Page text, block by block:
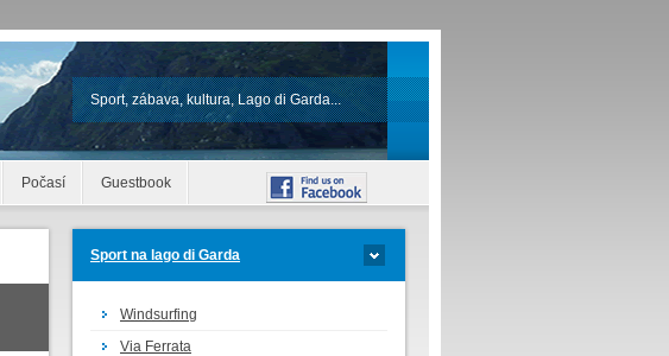
Sport, zábava, kultura, Lago di Garda...
Počasí Guestbook
Sport na lago di Garda
Windsurfing
Via Ferrata